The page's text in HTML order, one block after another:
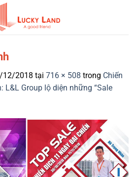
12/2018 tại 716 × 508 trong Chiến
L&L Group lộ diện những “Sale